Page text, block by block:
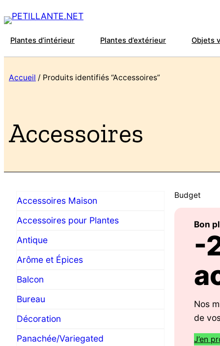
Plantes d’intérieur Plantes d’extérieur Objets
Accueil / Produits identifiés “Accessoires”
Accessoires
Accessoires Maison
Accessoires pour Plantes
Antique
Arôme et Épices
Balcon
Bureau
Décoration
Panachée/Variegated
Budget
Bon
-
Nos
de
J’en